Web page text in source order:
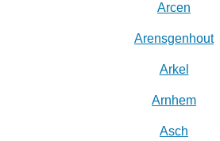
Arcen
Arensgenhout
Arkel
Arnhem
Asch